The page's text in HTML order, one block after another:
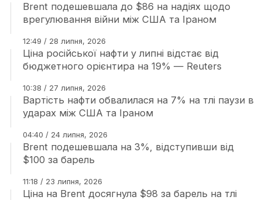
Brent подешевшала до $86 на надіях щодо
врегулювання війни між США та Іраном
12:49 / 28 липня, 2026
Ціна російської нафти у липні відстає від
бюджетного орієнтира на 19% — Reuters
10:38 / 27 липня, 2026
Вартість нафти обвалилася на 7% на тлі паузи в
ударах між США та Іраном
04:40 / 24 липня, 2026
Brent подешевшала на 3%, відступивши від
$100 за барель
11:18 / 23 липня, 2026
Ціна на Brent досягнула $98 за барель на тлі